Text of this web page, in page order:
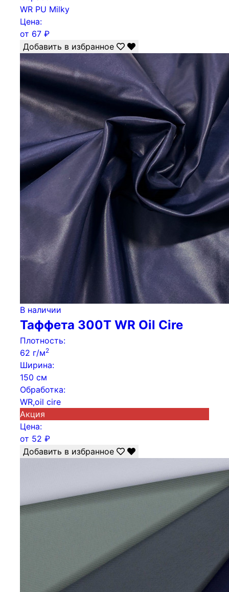
WR PU Milky
Цена:
от 67 ₽
Добавить в избранное
В наличии
Таффета 300Т WR Oil Cire
Плотность:
62 г/м2
Ширина:
150 см
Обработка:
WR,oil cire
Акция
Цена:
от 52 ₽
Добавить в избранное